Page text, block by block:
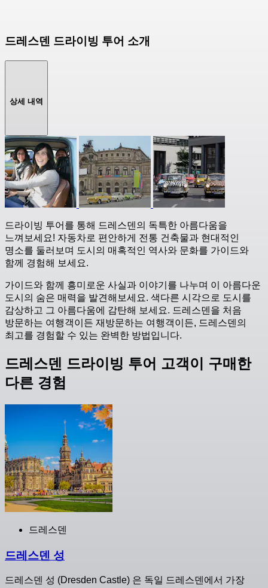
드레스덴 드라이빙 투어 소개
상세 내역
드라이빙 투어를 통해 드레스덴의 독특한 아름다움을
느껴보세요! 자동차로 편안하게 전통 건축물과 현대적인
명소를 둘러보며 도시의 매혹적인 역사와 문화를 가이드와
함께 경험해 보세요.
가이드와 함께 흥미로운 사실과 이야기를 나누며 이 아름다운
도시의 숨은 매력을 발견해보세요. 색다른 시각으로 도시를
감상하고 그 아름다움에 감탄해 보세요. 드레스덴을 처음
방문하는 여행객이든 재방문하는 여행객이든, 드레스덴의
최고를 경험할 수 있는 완벽한 방법입니다.
드레스덴 드라이빙 투어 고객이 구매한
다른 경험
드레스덴
드레스덴 성
드레스덴 성 (Dresden Castle) 은 독일 드레스덴에서 가장